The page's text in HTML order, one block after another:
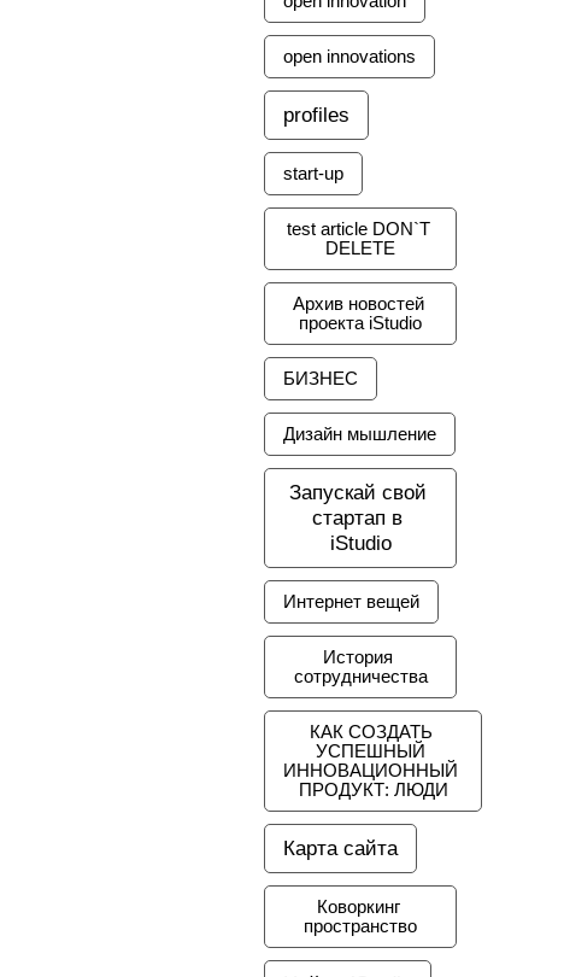
open innovations
profiles
start-up
test article DON`T
DELETE
Архив новостей
проекта iStudio
БИЗНЕС
Дизайн мышление
Запускай свой
стартап в
iStudio
Интернет вещей
История
сотрудничества
КАК СОЗДАТЬ
УСПЕШНЫЙ
ИННОВАЦИОННЫЙ
ПРОДУКТ: ЛЮДИ
Карта сайта
Коворкинг
пространство